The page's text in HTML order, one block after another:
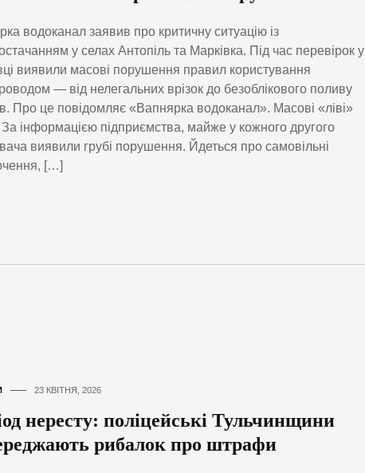
водоканал заявив про критичну ситуацію із
у селах Антопіль та Марківка. Під час перевірок у
виявили масові порушення правил користування
— від нелегальних врізок до безоблікового поливу
Про це повідомляє «Вапнярка водоканал». Масові «ліві»
За інформацією підприємства, майже у кожного другого
виявили грубі порушення. Йдеться про самовільні
[…]
23 КВІТНЯ, 2026
нересту: поліцейські Тульчинщини
рибалок про штрафи